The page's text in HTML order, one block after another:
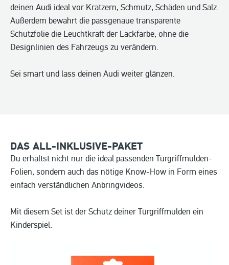
deinen Audi ideal vor Kratzern, Schmutz, Schäden und Salz.
Außerdem bewahrt die passgenaue transparente
Schutzfolie die Leuchtkraft der Lackfarbe, ohne die
Designlinien des Fahrzeugs zu verändern.
Sei smart und lass deinen Audi weiter glänzen.
DAS ALL-INKLUSIVE-PAKET
Du erhältst nicht nur die ideal passenden Türgriffmulden-
Folien, sondern auch das nötige Know-How in Form eines
einfach verständlichen Anbringvideos.
Mit diesem Set ist der Schutz deiner Türgriffmulden ein
Kinderspiel.